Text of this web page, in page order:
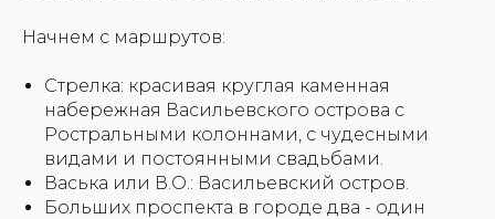
Начнем с маршрутов:
Стрелка: красивая круглая каменная
набережная Васильевского острова с
Ростральными колоннами, с чудесными
видами и постоянными свадьбами.
Васька или В.О.: Васильевский остров.
Больших проспекта в городе два - один